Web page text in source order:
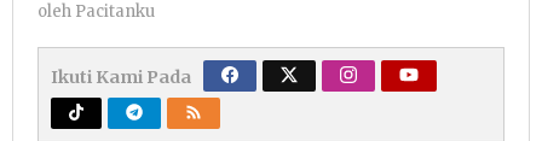
oleh Pacitanku
Ikuti Kami Pada